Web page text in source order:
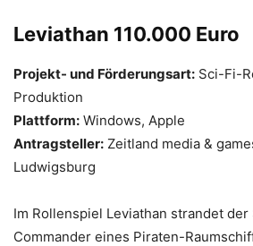
Leviathan 110.000 Euro
Projekt- und Förderungsart: Sci-Fi-
Produktion
Plattform: Windows, Apple
Antragsteller: Zeitland media &
Ludwigsburg
Im Rollenspiel Leviathan strandet der
Commander eines Piraten-